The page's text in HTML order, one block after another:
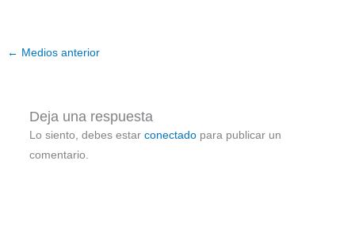
← Medios anterior
Deja una respuesta
Lo siento, debes estar conectadopara publicar un
comentario.